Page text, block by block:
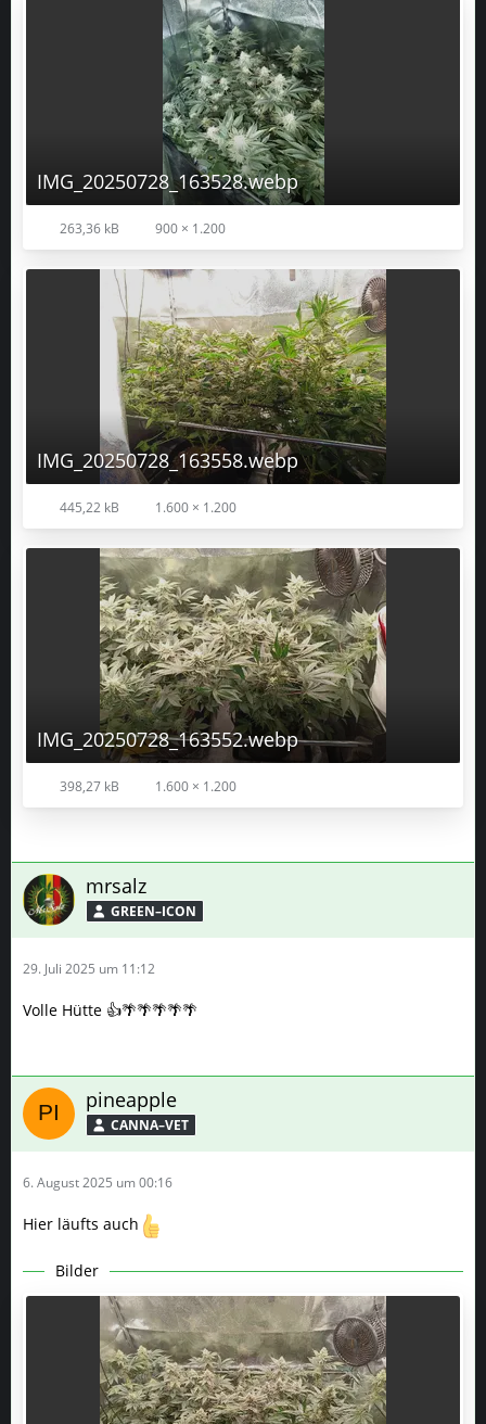
IMG_20250728_163528.webp
263,36 kB 900 × 1.200
IMG_20250728_163558.webp
445,22 kB 1.600 × 1.200
IMG_20250728_163552.webp
398,27 kB 1.600 × 1.200
mrsalz
GREEN–ICON
29. Juli 2025 um 11:12
Volle Hütte 👍🌴🌴🌴🌴🌴
pineapple
CANNA–VET
6. August 2025 um 00:16
Hier läufts auch
Bilder